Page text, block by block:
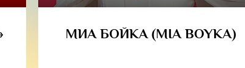
МИА БОЙКА (MIA BOYKA)